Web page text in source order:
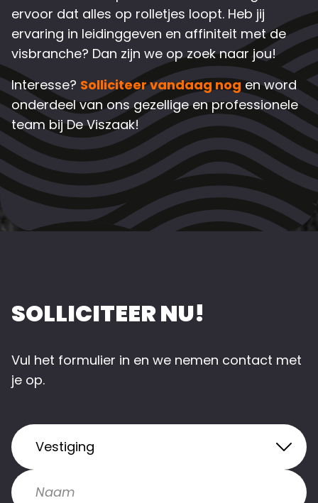
ervoor dat alles op rolletjes loopt. Heb jij
ervaring in leidinggeven en affiniteit met de
visbranche? Dan zijn we op zoek naar jou!
Interesse? Solliciteer vandaag nogen word
onderdeel van ons gezellige en professionele
team bij De Viszaak!
SOLLICITEER NU!
Vul het formulier in en we nemen contact met
je op.
Vestiging
Naam
Telefoonnummer
E-mailadres
Bericht